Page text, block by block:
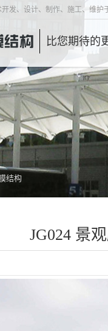
发、设计、制作、施工、维护
比您期待的
结构
JG024 景